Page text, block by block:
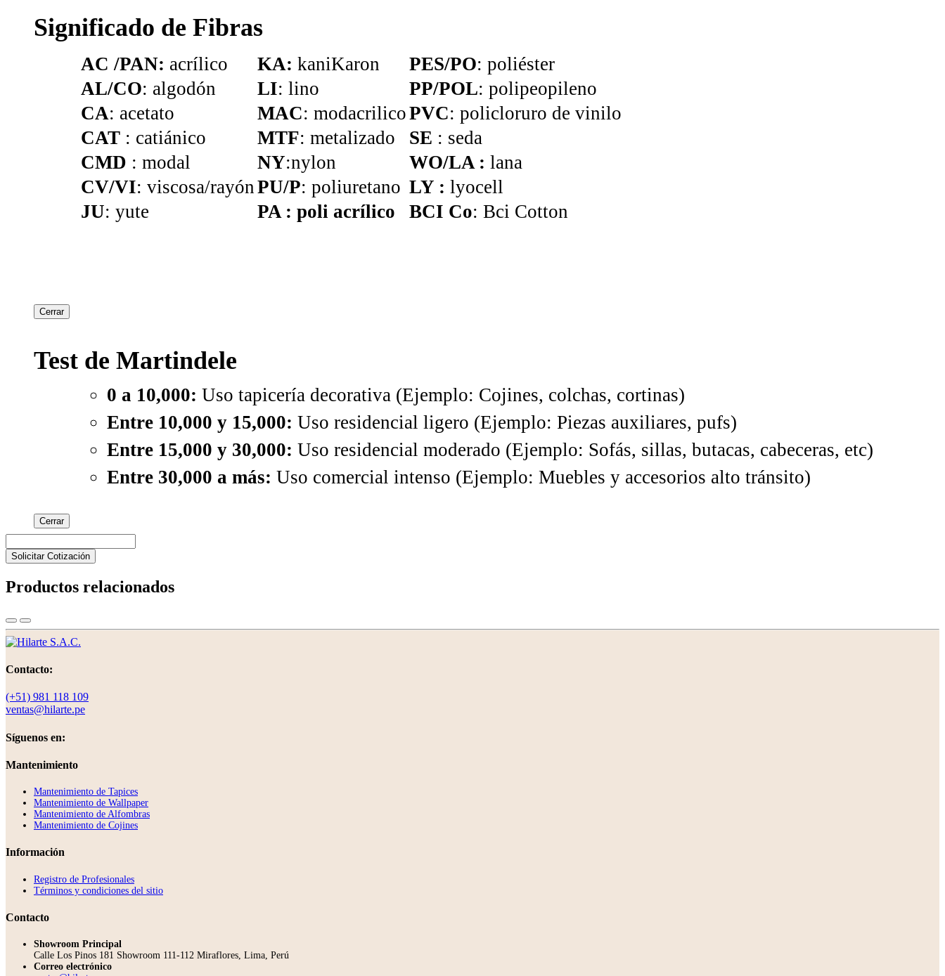
Significado de Fibras
AC /PAN: acrílico KA: kaniKaron PES/PO: poliéster
AL/CO: algodón LI: lino PP/POL: polipeopileno
CA: acetato MAC: modacrilicoPVC: policloruro de vinilo
CAT : catiánico MTF: metalizado SE : seda
CMD : modal NY:nylon WO/LA : lana
CV/VI: viscosa/rayón PU/P: poliuretano LY : lyocell
JU: yute PA : poli acrílico BCI Co: Bci Cotton
Cerrar
Test de Martindele
0 a 10,000: Uso tapicería decorativa (Ejemplo: Cojines, colchas, cortinas)
Entre 10,000 y 15,000: Uso residencial ligero (Ejemplo: Piezas auxiliares, pufs)
Entre 15,000 y 30,000: Uso residencial moderado (Ejemplo: Sofás, sillas, butacas, cabeceras, etc)
Entre 30,000 a más: Uso comercial intenso (Ejemplo: Muebles y accesorios alto tránsito)
Cerrar
Solicitar Cotización
Productos relacionados
Contacto:
(+51) 981 118 109
ventas@hilarte.pe
Síguenos en:
Mantenimiento
Mantenimiento de Tapices
Mantenimiento de Wallpaper
Mantenimiento de Alfombras
Mantenimiento de Cojines
Información
Registro de Profesionales
Términos y condiciones del sitio
Contacto
Showroom Principal
Calle Los Pinos 181 Showroom 111-112 Miraflores, Lima, Perú
Correo electrónico